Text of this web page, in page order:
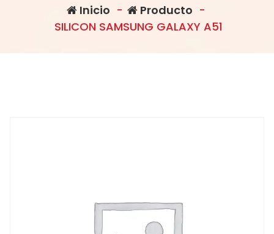
Inicio - Producto -
SILICON SAMSUNG GALAXY A51